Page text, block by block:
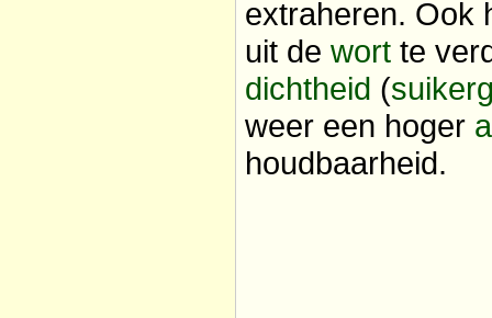
extraheren. Ook
uit de wort te
dichtheid (
weer een hoger
houdbaarheid.